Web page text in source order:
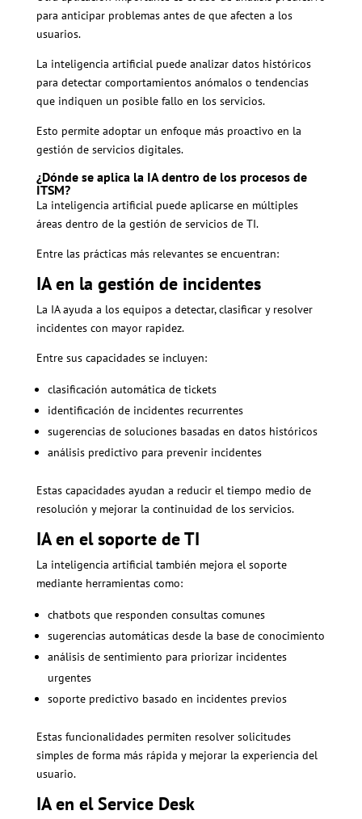
para anticipar problemas antes de que afecten a los
usuarios.
La inteligencia artificial puede analizar datos históricos
para detectar comportamientos anómalos o tendencias
que indiquen un posible fallo en los servicios.
Esto permite adoptar un enfoque más proactivo en la
gestión de servicios digitales.
¿Dónde se aplica la IA dentro de los procesos de
ITSM?
La inteligencia artificial puede aplicarse en múltiples
áreas dentro de la gestión de servicios de TI.
Entre las prácticas más relevantes se encuentran:
IA en la gestión de incidentes
La IA ayuda a los equipos a detectar, clasificar y resolver
incidentes con mayor rapidez.
Entre sus capacidades se incluyen:
clasificación automática de tickets
identificación de incidentes recurrentes
sugerencias de soluciones basadas en datos históricos
análisis predictivo para prevenir incidentes
Estas capacidades ayudan a reducir el tiempo medio de
resolución y mejorar la continuidad de los servicios.
IA en el soporte de TI
La inteligencia artificial también mejora el soporte
mediante herramientas como:
chatbots que responden consultas comunes
sugerencias automáticas desde la base de conocimiento
análisis de sentimiento para priorizar incidentes
urgentes
soporte predictivo basado en incidentes previos
Estas funcionalidades permiten resolver solicitudes
simples de forma más rápida y mejorar la experiencia del
usuario.
IA en el Service Desk